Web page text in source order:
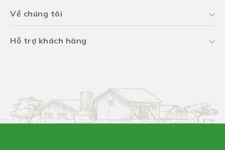
Về chúng tôi
Hỗ trợ khách hàng